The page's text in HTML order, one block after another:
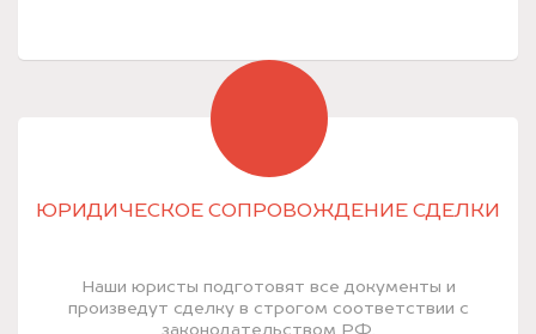
ЮРИДИЧЕСКОЕ СОПРОВОЖДЕНИЕ СДЕЛКИ
Наши юристы подготовят все документы и
произведут сделку в строгом соответствии с
законодательством РФ.